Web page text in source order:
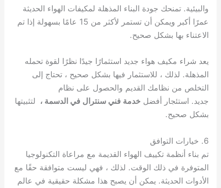
والبيئية. تمنحك جودة البناء المذهلة لمكيفات الهواء الحديثة
عمرًا أكبر ويمكن أن تستمر لأكثر من 15 عامًا بسهولة إذا تم
الاعتناء بها بشكل صحيح.
يعد شراء مكيف هواء جديد استثمارًا جيدًا نظرًا لقوة تحمله
المذهلة. لذلك ، للاستثمار فيها بشكل صحيح ، تحتاج إلى
التخلص من نظامك القديم والحصول على نظام
جديد. استئجار أفضلخدمة فني سنترال في الدسمة ، لتثبيتها
بشكل صحيح.
6. خيارات التوافق
تم بناء أنظمة تكييف الهواء القديمة مع مراعاة التكنولوجيا
المتوفرة في ذلك الوقت. لذلك ، فهي ليست متوافقة حقًا مع
الأدوات الحديثة. يمكن أن يصبح هذا مشكلة حقيقية في عالم